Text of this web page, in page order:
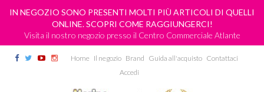
IN NEGOZIO SONO PRESENTI MOLTI PIÙ ARTICOLI DI QUELLI
ONLINE. SCOPRI COME RAGGIUNGERCI!
Visita il nostro negozio presso il Centro Commerciale Atlante
Home Il negozio Brand Guida all'acquisto Contattaci
Accedi